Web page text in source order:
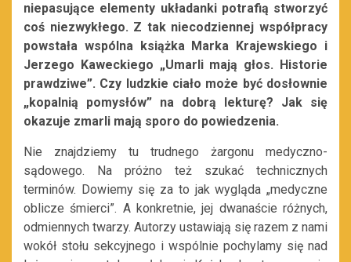
niepasujące elementy układanki potrafią stworzyć
coś niezwykłego. Z tak niecodziennej współpracy
powstała wspólna książka Marka Krajewskiego i
Jerzego Kaweckiego „Umarli mają głos. Historie
prawdziwe”. Czy ludzkie ciało może być dosłownie
„kopalnią pomysłów” na dobrą lekturę? Jak się
okazuje zmarli mają sporo do powiedzenia.
Nie znajdziemy tu trudnego żargonu medyczno-
sądowego. Na próżno też szukać technicznych
terminów. Dowiemy się za to jak wygląda „medyczne
oblicze śmierci”. A konkretnie, jej dwanaście różnych,
odmiennych twarzy. Autorzy ustawiają się razem z nami
wokół stołu sekcyjnego i wspólnie pochylamy się nad